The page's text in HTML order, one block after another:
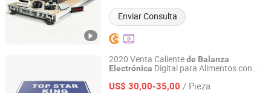
Enviar Consulta
2020 Venta Calientede Balanza
Electrónica Digital para Alimentos con
US$ 30,00-35,00 / Pieza
Guangdong South China Sea Electronic Measuring
Technology Co., Ltd.